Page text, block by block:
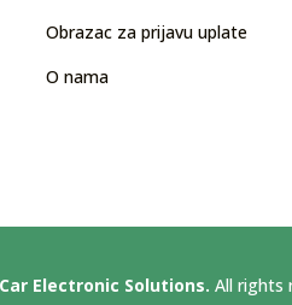
Obrazac za prijavu uplate
O nama
Electronic Solutions. All rights